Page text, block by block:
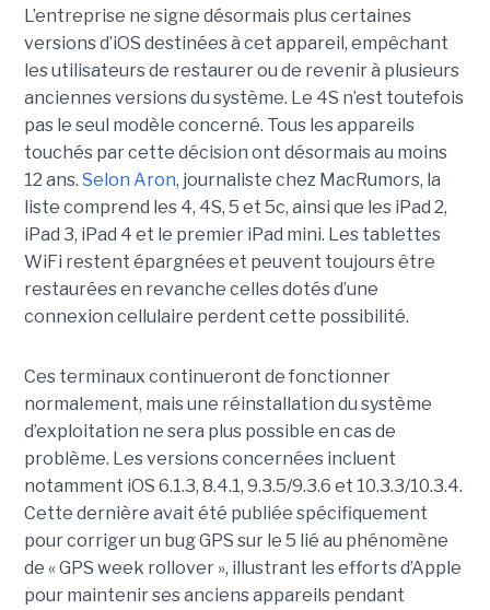
L’entreprise ne signe désormais plus certaines
versions d’iOS destinées à cet appareil, empêchant
les utilisateurs de restaurer ou de revenir à plusieurs
anciennes versions du système. Le 4S n’est toutefois
pas le seul modèle concerné. Tous les appareils
touchés par cette décision ont désormais au moins
12 ans. Selon Aron, journaliste chez MacRumors, la
liste comprend les 4, 4S, 5 et 5c, ainsi que les iPad 2,
iPad 3, iPad 4 et le premier iPad mini. Les tablettes
WiFi restent épargnées et peuvent toujours être
restaurées en revanche celles dotés d’une
connexion cellulaire perdent cette possibilité.
Ces terminaux continueront de fonctionner
normalement, mais une réinstallation du système
d’exploitation ne sera plus possible en cas de
problème. Les versions concernées incluent
notamment iOS 6.1.3, 8.4.1, 9.3.5/9.3.6 et 10.3.3/10.3.4.
Cette dernière avait été publiée spécifiquement
pour corriger un bug GPS sur le 5 lié au phénomène
de « GPS week rollover », illustrant les efforts d’Apple
pour maintenir ses anciens appareils pendant